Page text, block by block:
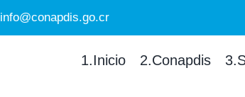
info@conapdis.go.cr
Search
for:
1.Inicio 2.Conapdis